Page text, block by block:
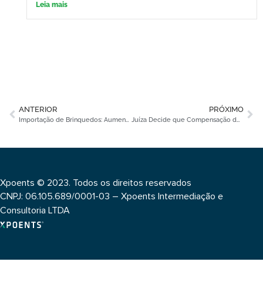
Leia mais
ANTERIOR
Importação de Brinquedos: Aumento Atinge um Crescimento de 29%
PRÓXIMO
Juíza Decide que Compensação de Crédito Tributário não Está Limitada no Tempo
Xpoents © 2023. Todos os direitos reservados
CNPJ: 06.105.689/0001-03 – Xpoents Intermediação e
Consultoria LTDA